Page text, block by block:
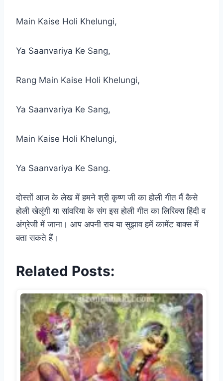
Main Kaise Holi Khelungi,
Ya Saanvariya Ke Sang,
Rang Main Kaise Holi Khelungi,
Ya Saanvariya Ke Sang,
Main Kaise Holi Khelungi,
Ya Saanvariya Ke Sang.
दोस्तों आज के लेख में हमने श्री कृष्ण जी का होली गीत मैं कैसे
होली खेलूंगी या सांवरिया के संग इस होली गीत का लिरिक्स हिंदी व
अंग्रेजी में जाना। आप अपनी राय या सुझाव हमें कामेंट बाक्स में
बता सकते हैं।
Related Posts: